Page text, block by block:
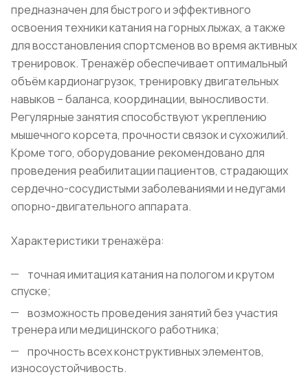
предназначен для быстрого и эффективного
освоения техники катания на горных лыжах, а также
для восстановления спортсменов во время активных
тренировок. Тренажёр обеспечивает оптимальный
объём кардионагрузок, тренировку двигательных
навыков – баланса, координации, выносливости.
Регулярные занятия способствуют укреплению
мышечного корсета, прочности связок и сухожилий.
Кроме того, оборудование рекомендовано для
проведения реабилитации пациентов, страдающих
сердечно-сосудистыми заболеваниями и недугами
опорно-двигательного аппарата.
Характеристики тренажёра:
точная имитация катания на пологом и крутом
спуске;
возможность проведения занятий без участия
тренера или медицинского работника;
прочность всех конструктивных элементов,
износоустойчивость.